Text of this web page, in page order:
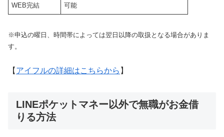
WEB完結 可能
※申込の曜日、時間帯によっては翌日以降の取扱となる場合がありま
す。
【 アイフルの詳細はこちらから 】
LINEポケットマネー以外で無職がお金借
りる方法